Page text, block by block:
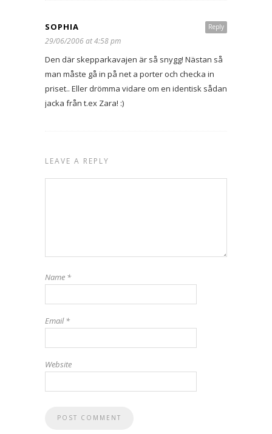
Reply
SOPHIA
29/06/2006 at 4:58 pm
Den där skepparkavajen är så snygg! Nästan så
man måste gå in på net a porter och checka in
priset.. Eller drömma vidare om en identisk sådan
jacka från t.ex Zara! :)
LEAVE A REPLY
Name *
Email*
Website